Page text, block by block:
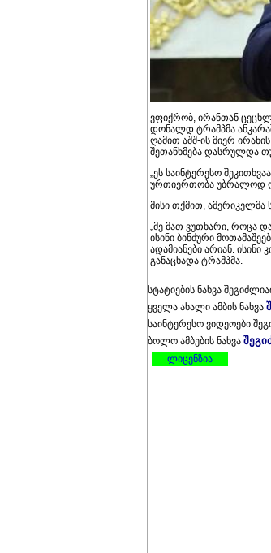
ვფიქრობ, ირანთან
დონალდ ტრამპმა
ღამით აშშ-ის მიერ
შეთანხმება დასრულდა
„ეს საინტერესო
ურთიერთობა უბრალოდ
მისი თქმით, ამერიკელმა
„მე მათ ვუთხარი, როცა
ისინი ბინძური
ადამიანები არიან.
განაცხადა ტრამპმა.
სტატიების ნახვა
ყველა ახალი ამბის ნახვა
საინტერესო ვიდეოები
ბოლო ამბების ნახვა
ლიცენზია